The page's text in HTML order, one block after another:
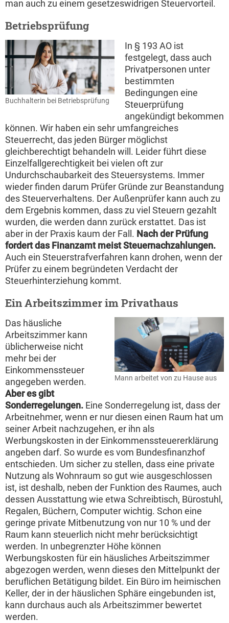
man auch zu einem gesetzeswidrigen Steuervorteil.
Betriebsprüfung
Buchhalterin bei Betriebsprüfung
In § 193 AO ist
festgelegt, dass auch
Privatpersonen unter
bestimmten
Bedingungen eine
Steuerprüfung
angekündigt bekommen
können. Wir haben ein sehr umfangreiches
Steuerrecht, das jeden Bürger möglichst
gleichberechtigt behandeln will. Leider führt diese
Einzelfallgerechtigkeit bei vielen oft zur
Undurchschaubarkeit des Steuersystems. Immer
wieder finden darum Prüfer Gründe zur Beanstandung
des Steuerverhaltens. Der Außenprüfer kann auch zu
dem Ergebnis kommen, dass zu viel Steuern gezahlt
wurden, die werden dann zurück erstattet. Das ist
aber in der Praxis kaum der Fall. Nach der Prüfung
fordert das Finanzamt meist Steuernachzahlungen.
Auch ein Steuerstrafverfahren kann drohen, wenn der
Prüfer zu einem begründeten Verdacht der
Steuerhinterziehung kommt.
Ein Arbeitszimmer im Privathaus
Mann arbeitet von zu Hause aus
Das häusliche
Arbeitszimmer kann
üblicherweise nicht
mehr bei der
Einkommenssteuer
angegeben werden.
Aber es gibt
Sonderregelungen. Eine Sonderregelung ist, dass der
Arbeitnehmer, wenn er nur diesen einen Raum hat um
seiner Arbeit nachzugehen, er ihn als
Werbungskosten in der Einkommenssteuererklärung
angeben darf. So wurde es vom Bundesfinanzhof
entschieden. Um sicher zu stellen, dass eine private
Nutzung als Wohnraum so gut wie ausgeschlossen
ist, ist deshalb, neben der Funktion des Raumes, auch
dessen Ausstattung wie etwa Schreibtisch, Bürostuhl,
Regalen, Büchern, Computer wichtig. Schon eine
geringe private Mitbenutzung von nur 10 % und der
Raum kann steuerlich nicht mehr berücksichtigt
werden. In unbegrenzter Höhe können
Werbungskosten für ein häusliches Arbeitszimmer
abgezogen werden, wenn dieses den Mittelpunkt der
beruflichen Betätigung bildet. Ein Büro im heimischen
Keller, der in der häuslichen Sphäre eingebunden ist,
kann durchaus auch als Arbeitszimmer bewertet
werden.